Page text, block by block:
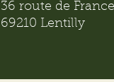
36 route de France
69210 Lentilly